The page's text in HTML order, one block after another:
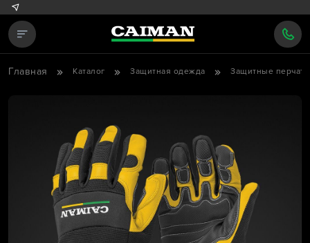
Главная Каталог Защитная одежда Защитные